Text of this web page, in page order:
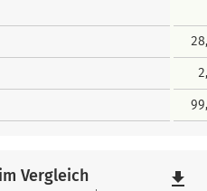
Vergleich file_download